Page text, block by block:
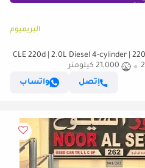
البريميوم
مرسيدس بنز CLE 200 كوبيه 2025 CLE 220d | 2.0L Diesel 4-cylinder | 220
21,000 كيلومتر
إتصل
واتساب